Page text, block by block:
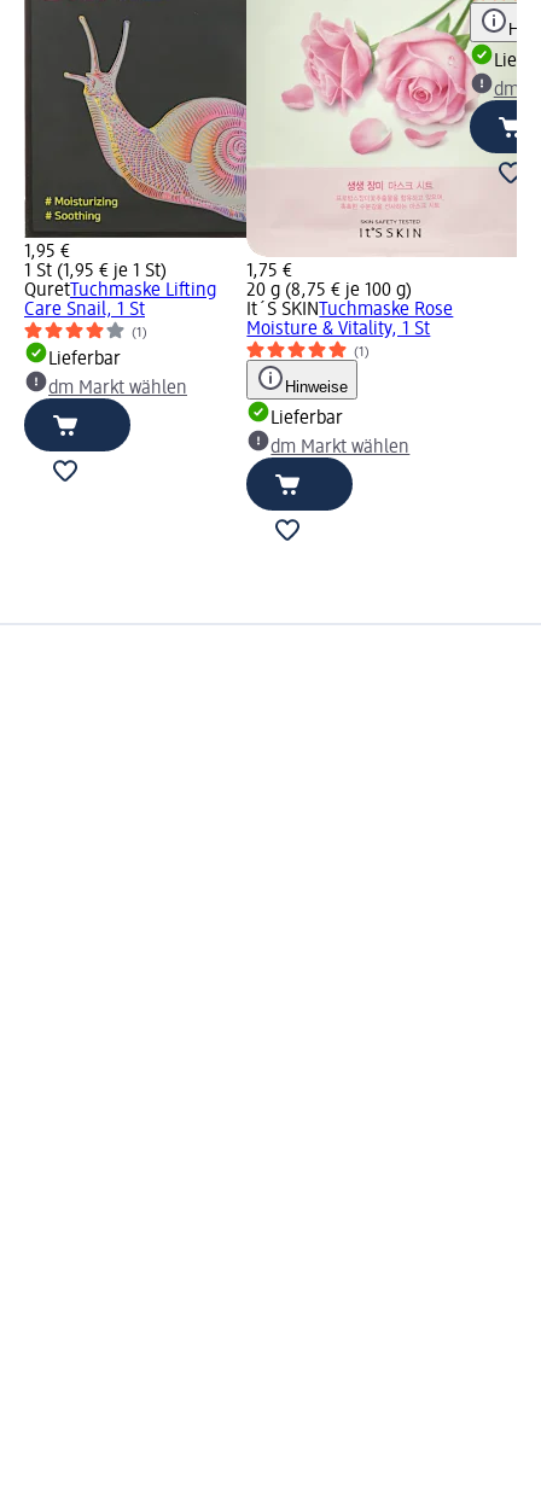
1,95 €
1 St (1,95 € je 1 St)
QuretTuchmaske Lifting
Care Snail, 1 St
(1)
Lieferbar
dm Markt wählen
1,75 €
20 g (8,75 € je 100 g)
It´S SKIN Tuchmaske Rose
Moisture & Vitality, 1 St
(1)
Hinweise
Lieferbar
dm Markt wählen
dm